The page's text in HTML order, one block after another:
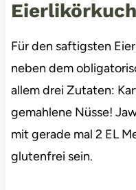
Für den saftigsten
neben dem
allem drei Zutaten:
gemahlene Nüsse!
mit gerade mal 2 EL
glutenfrei sein.